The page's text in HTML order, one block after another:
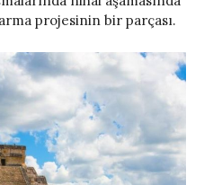
projesinin bir parçası.